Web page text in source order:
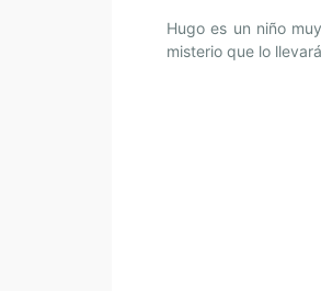
Hugo es un niño
misterio que lo